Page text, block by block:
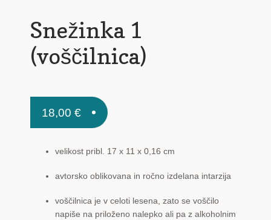
Snežinka 1
(voščilnica)
18,00 €
velikost pribl. 17 x 11 x 0,16 cm
avtorsko oblikovana in ročno izdelana intarzija
voščilnica je v celoti lesena, zato se voščilo
napiše na priloženo nalepko ali pa z alkoholnim